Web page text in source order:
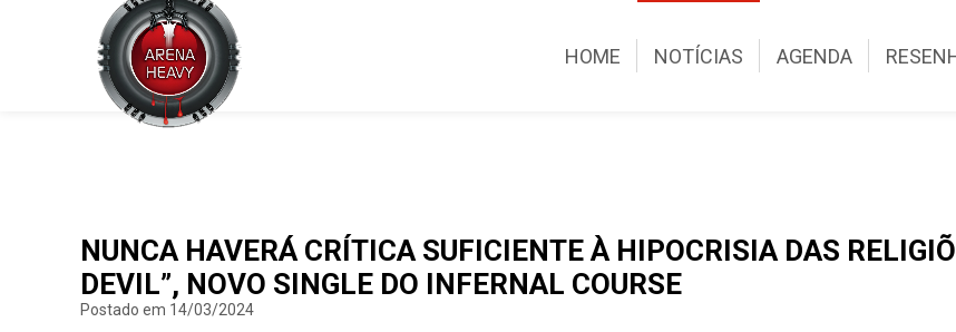
HOME NOTÍCIAS AGENDA
NUNCA HAVERÁ CRÍTICA SUFICIENTE À HIPOCRISIA DAS
DEVIL”, NOVO SINGLE DO INFERNAL COURSE
Postado em 14/03/2024